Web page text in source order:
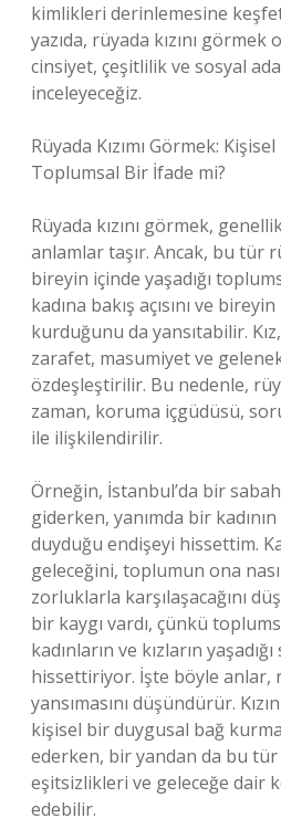
kimlikleri derinlemesine
yazıda, rüyada kızını
cinsiyet, çeşitlilik ve sosyal
inceleyeceğiz.
Rüyada Kızımı Görmek:
Toplumsal Bir İfade mi?
Rüyada kızını görmek,
anlamlar taşır. Ancak, bu tür
bireyin içinde yaşadığı
kadına bakış açısını ve
kurduğunu da yansıtabilir.
zarafet, masumiyet ve
özdeşleştirilir. Bu nedenle,
zaman, koruma içgüdüsü,
ile ilişkilendirilir.
Örneğin, İstanbul’da bir
giderken, yanımda bir
duyduğu endişeyi hissettim.
geleceğini, toplumun ona
zorluklarla karşılaşacağını
bir kaygı vardı, çünkü
kadınların ve kızların yaşadığı
hissettiriyor. İşte böyle anlar,
yansımasını düşündürür.
kişisel bir duygusal bağ
ederken, bir yandan da bu
eşitsizlikleri ve geleceğe dair
edebilir.